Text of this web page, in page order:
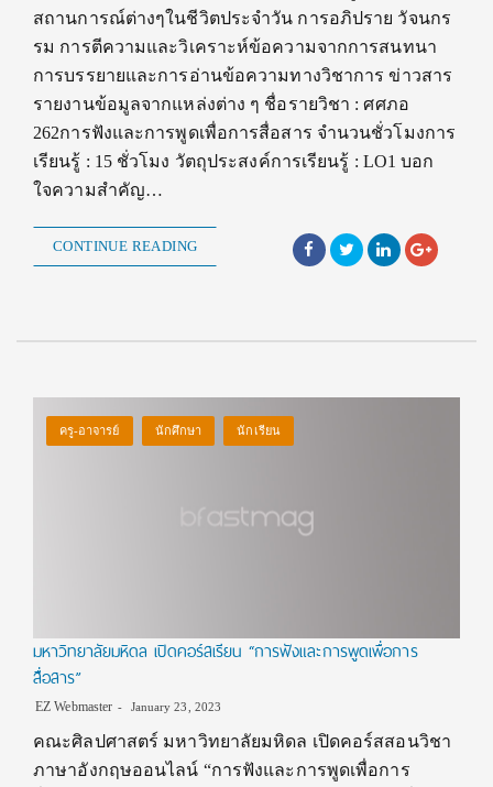
สถานการณ์ต่างๆในชีวิตประจำวัน การอภิปราย วัจนกร
รม การตีความและวิเคราะห์ข้อความจากการสนทนา
การบรรยายและการอ่านข้อความทางวิชาการ ข่าวสาร
รายงานข้อมูลจากแหล่งต่าง ๆ ชื่อรายวิชา : ศศภอ
262การฟังและการพูดเพื่อการสื่อสาร จำนวนชั่วโมงการ
เรียนรู้ : 15 ชั่วโมง วัตถุประสงค์การเรียนรู้ : LO1 บอก
ใจความสำคัญ…
CONTINUE READING
ครู-อาจารย์ นักศึกษา นักเรียน
มหาวิทยาลัยมหิดล เปิดคอร์สเรียน “การฟังและการพูดเพื่อการ
สื่อสาร”
EZ Webmaster January 23, 2023
คณะศิลปศาสตร์ มหาวิทยาลัยมหิดล เปิดคอร์สสอนวิชา
ภาษาอังกฤษออนไลน์ “การฟังและการพูดเพื่อการ